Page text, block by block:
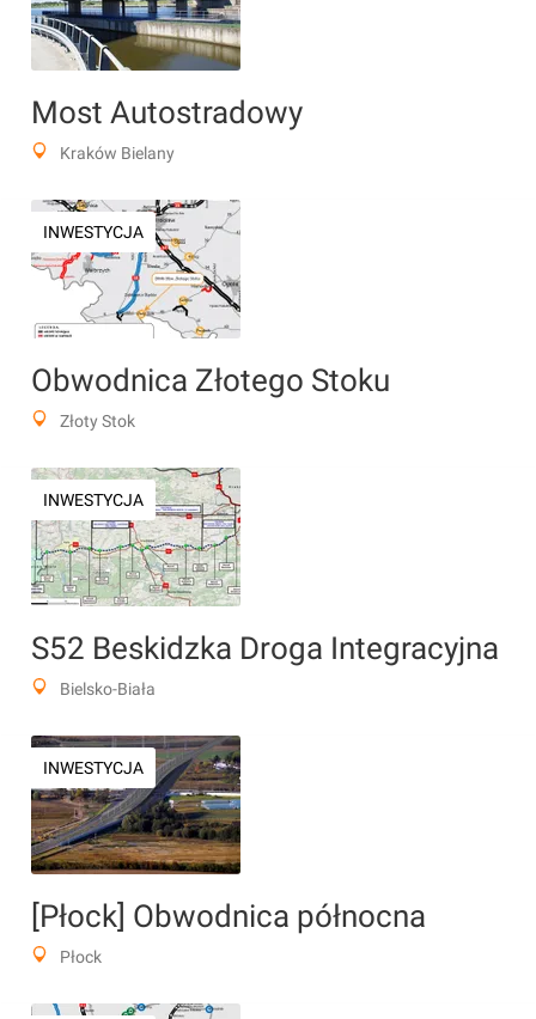
Most Autostradowy
Kraków Bielany
INWESTYCJA
Obwodnica Złotego Stoku
Złoty Stok
INWESTYCJA
S52 Beskidzka Droga Integracyjna
Bielsko-Biała
INWESTYCJA
[Płock] Obwodnica północna
Płock